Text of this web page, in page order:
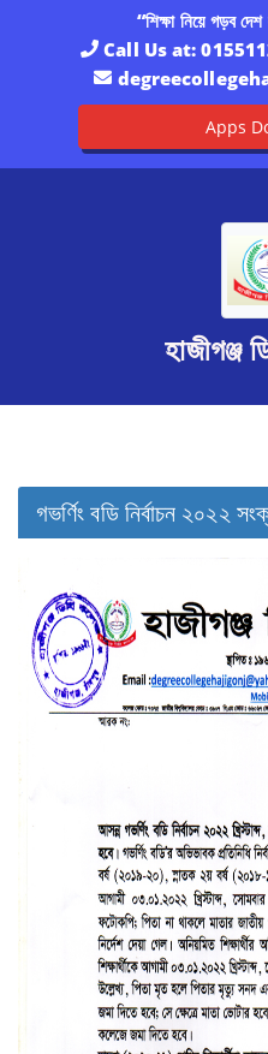
“শিক্ষা নিয়ে গড়ব
Call Us at:
Apps
হাজীগঞ্জ
গভর্ণিং বডি নির্বাচন ২০২২